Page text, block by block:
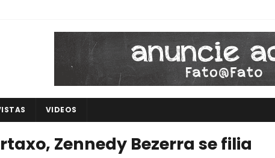
VIDEOS
Zennedy Bezerra se filia